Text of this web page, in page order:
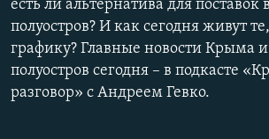
есть ли альтернатива для поставок
полуостров? И как сегодня живут
графику? Главные новости Крыма и
полуостров сегодня – в подкасте
разговор» с Андреем Гевко.